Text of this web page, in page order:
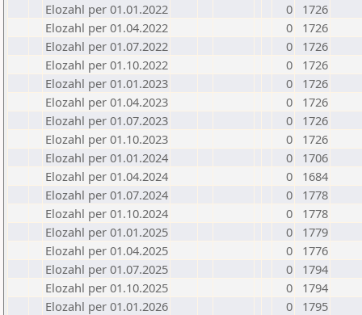
Elozahl per 01.01.2022
0
1726
Elozahl per 01.04.2022
0
1726
Elozahl per 01.07.2022
0
1726
Elozahl per 01.10.2022
0
1726
Elozahl per 01.01.2023
0
1726
Elozahl per 01.04.2023
0
1726
Elozahl per 01.07.2023
0
1726
Elozahl per 01.10.2023
0
1726
Elozahl per 01.01.2024
0
1706
Elozahl per 01.04.2024
0
1684
Elozahl per 01.07.2024
0
1778
Elozahl per 01.10.2024
0
1778
Elozahl per 01.01.2025
0
1779
Elozahl per 01.04.2025
0
1776
Elozahl per 01.07.2025
0
1794
Elozahl per 01.10.2025
0
1794
Elozahl per 01.01.2026
0
1795